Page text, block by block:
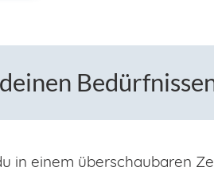
in einem überschaubaren